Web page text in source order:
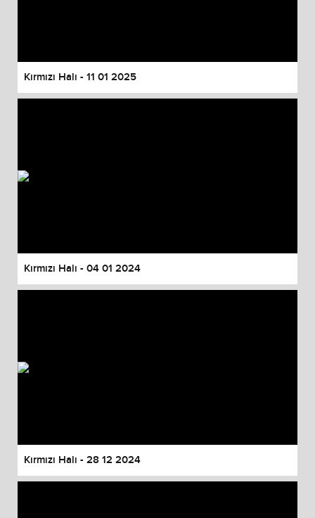
Kırmızı Halı - 11 01 2025
Kırmızı Halı - 04 01 2024
Kırmızı Halı - 28 12 2024